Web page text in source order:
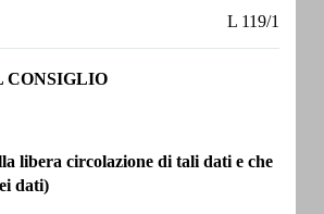
L 119/1
CONSIGLIO
libera circolazione di tali dati e che
dati)